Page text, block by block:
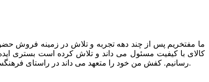
کالای با کیفیت مسئول می داند و تلاش کرده است بستری
رسانیم. کفش من خود را متعهد می داند در راستای فرهنگسازی خرید اینترنتی به اصولی همچون ارسال سریع کالا، بازگشت بی قید و شرط کالا، تضمین قیمت گذاری عادلانه، تضمین اصالت کالا پایبند باشد.